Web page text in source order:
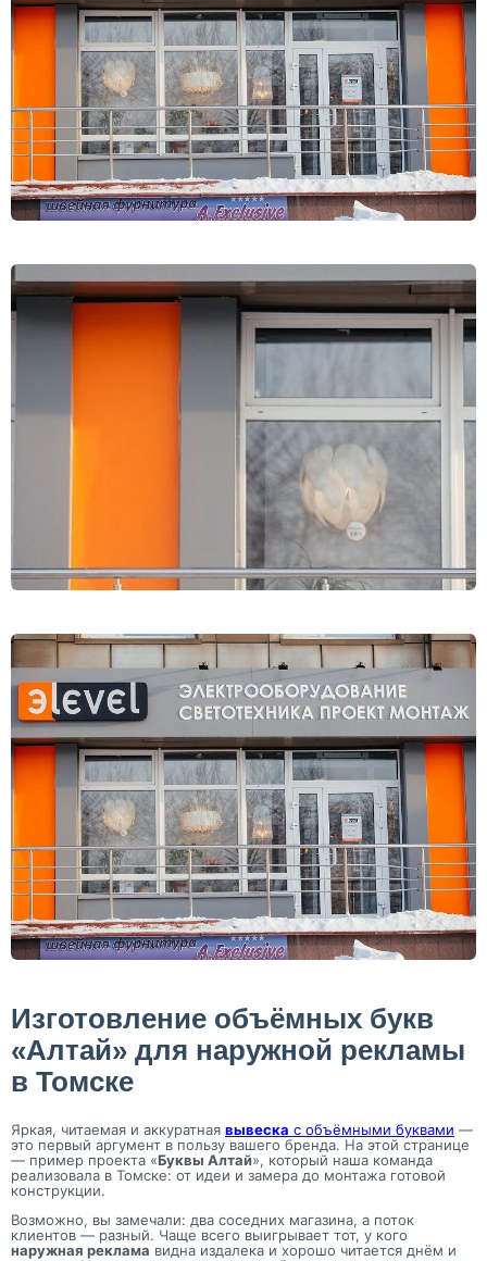
Изготовление объёмных букв
«Алтай» для наружной рекламы
в Томске
Яркая, читаемая и аккуратная вывеска с объёмными буквами —
это первый аргумент в пользу вашего бренда. На этой странице
— пример проекта «Буквы Алтай», который наша команда
реализовала в Томске: от идеи и замера до монтажа готовой
конструкции.
Возможно, вы замечали: два соседних магазина, а поток
клиентов — разный. Чаще всего выигрывает тот, у кого
наружная реклама видна издалека и хорошо читается днём и